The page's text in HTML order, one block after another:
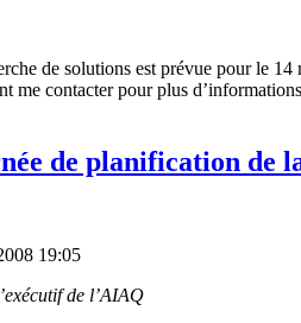
de solutions est prévue pour le
me contacter pour plus
de planification de
19:05
de l’AIAQ